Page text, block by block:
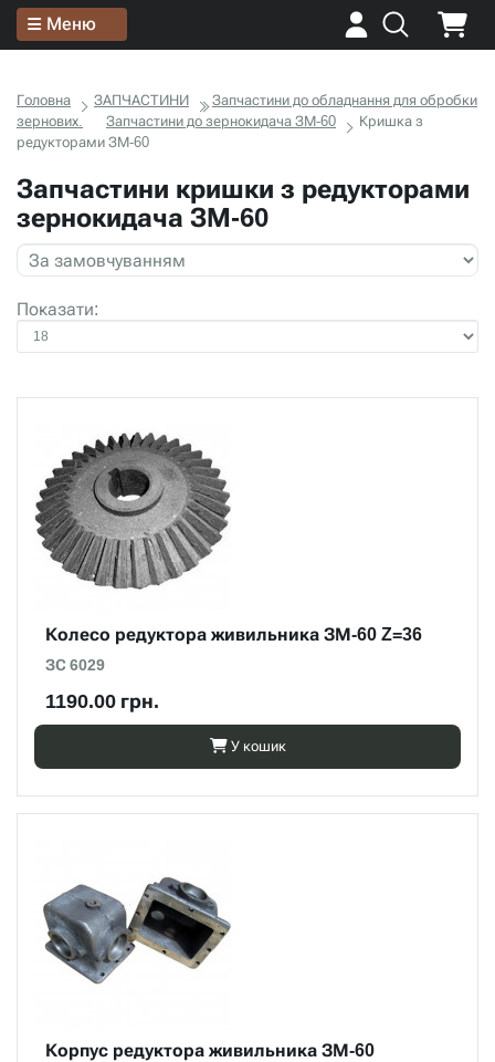
Меню
Головна ЗАПЧАСТИНИ
Запчастини до обладнання для обробки
зернових.
Запчастини до зернокидача ЗМ-60
Кришка з
редукторами ЗМ-60
Запчастини кришки з редукторами
зернокидача ЗМ-60
Показати:
Колесо редуктора живильника ЗМ-60 Z=36
ЗС 6029
1190.00 грн.
У кошик
Корпус редуктора живильника ЗМ-60